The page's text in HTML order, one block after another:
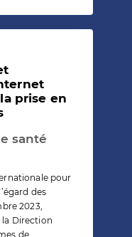
prise en
santé
pour
des
2023,
la Direction
de